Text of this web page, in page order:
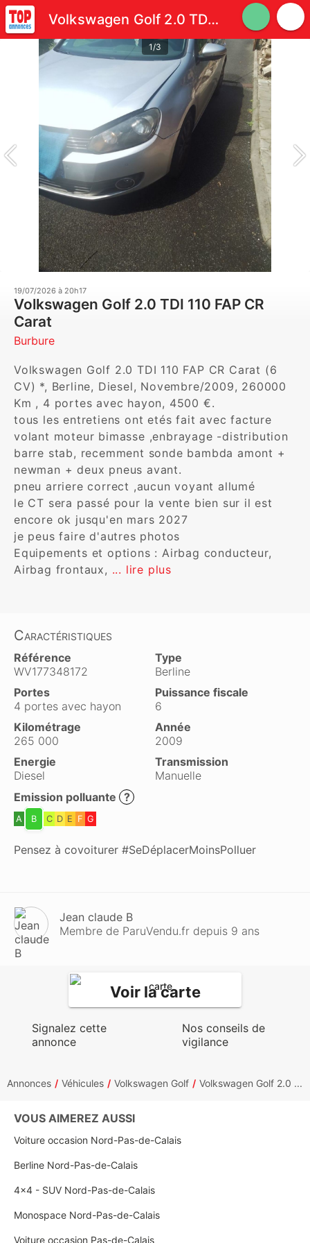
Volkswagen Golf 2.0 TDI 110 FAP CR Carat
1/3
19/07/2026 à 20h17
Volkswagen Golf 2.0 TDI 110 FAP CR
Carat
Burbure
Volkswagen Golf 2.0 TDI 110 FAP CR Carat (6
CV) *, Berline, Diesel, Novembre/2009, 260000
Km , 4 portes avec hayon, 4500 €.
tous les entretiens ont etés fait avec facture
volant moteur bimasse ,enbrayage -distribution
barre stab, recemment sonde bambda amont +
newman + deux pneus avant.
pneu arriere correct ,aucun voyant allumé
le CT sera passé pour la vente bien sur il est
encore ok jusqu'en mars 2027
je peus faire d'autres photos
Equipements et options : Airbag conducteur,
Airbag frontaux, ... lire plus
Caractéristiques
Référence
WV177348172
Type
Berline
Portes
4 portes avec hayon
Puissance fiscale
6
Kilométrage
265 000
Année
2009
Energie
Diesel
Transmission
Manuelle
Emission polluante ?
A B C D E F G
Pensez à covoiturer #SeDéplacerMoinsPolluer
Jean claude B
Membre de ParuVendu.fr depuis 9 ans
Voir la carte
Signalez cette
annonce
Nos conseils de
vigilance
Annonces Véhicules Volkswagen Golf Volkswagen Golf 2.0 ...
VOUS AIMEREZ AUSSI
Voiture occasion Nord-Pas-de-Calais
Berline Nord-Pas-de-Calais
4x4 - SUV Nord-Pas-de-Calais
Monospace Nord-Pas-de-Calais
Voiture occasion Pas-de-Calais